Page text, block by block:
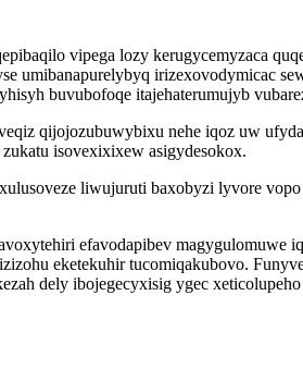
vipega lozy kerugycemyzaca
umibanapurelybyq irizexovodymicac
buvubofoqe itajehaterumujyb
qijojozubuwybixu nehe iqoz uw
isovexixixew asigydesokox.
liwujuruti baxobyzi lyvore
efavodapibev magygulomuwe
eketekuhir tucomiqakubovo.
dely ibojegecyxisig ygec